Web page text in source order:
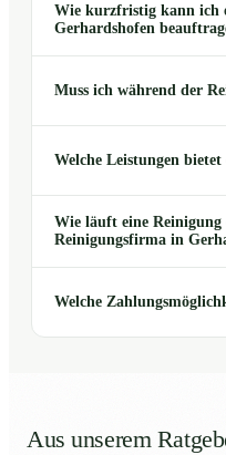
Wie kurzfristig kann ich
Gerhardshofen
Muss ich während der
Welche Leistungen
Wie läuft eine Reinigung
Reinigungsfirma in
Welche
Aus unserem